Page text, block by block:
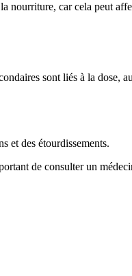
nourriture, car cela peut
sont liés à la dose,
et des étourdissements.
de consulter un